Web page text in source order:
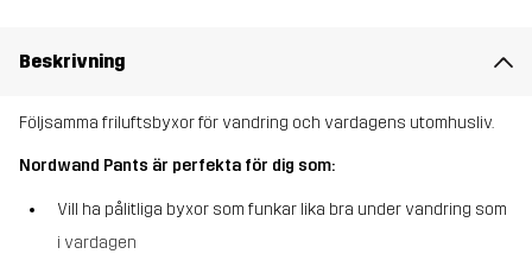
Beskrivning
Följsamma friluftsbyxor för vandring och vardagens utomhusliv.
Nordwand Pants är perfekta för dig som:
Vill ha pålitliga byxor som funkar lika bra under vandring som
i vardagen